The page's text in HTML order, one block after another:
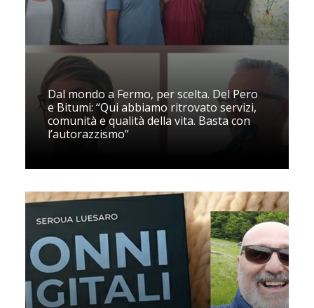
Dal mondo a Fermo, per scelta. Del Pero
e Bitumi: “Qui abbiamo ritrovato servizi,
comunità e qualità della vita. Basta con
l’autorazzismo”